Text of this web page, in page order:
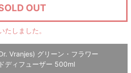
OUT
たしました。
Vranjes) グリーン・フラワー
ディフューザー 500ml